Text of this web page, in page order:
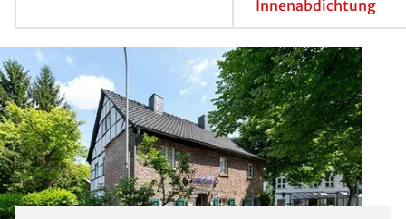
ISOTEC-
Horizontalsperre
Abdichtung von innen
Sind die betroffenen
Wände nicht von
zugänglich, wie es
beispielsweise bei
unmittelbar an das